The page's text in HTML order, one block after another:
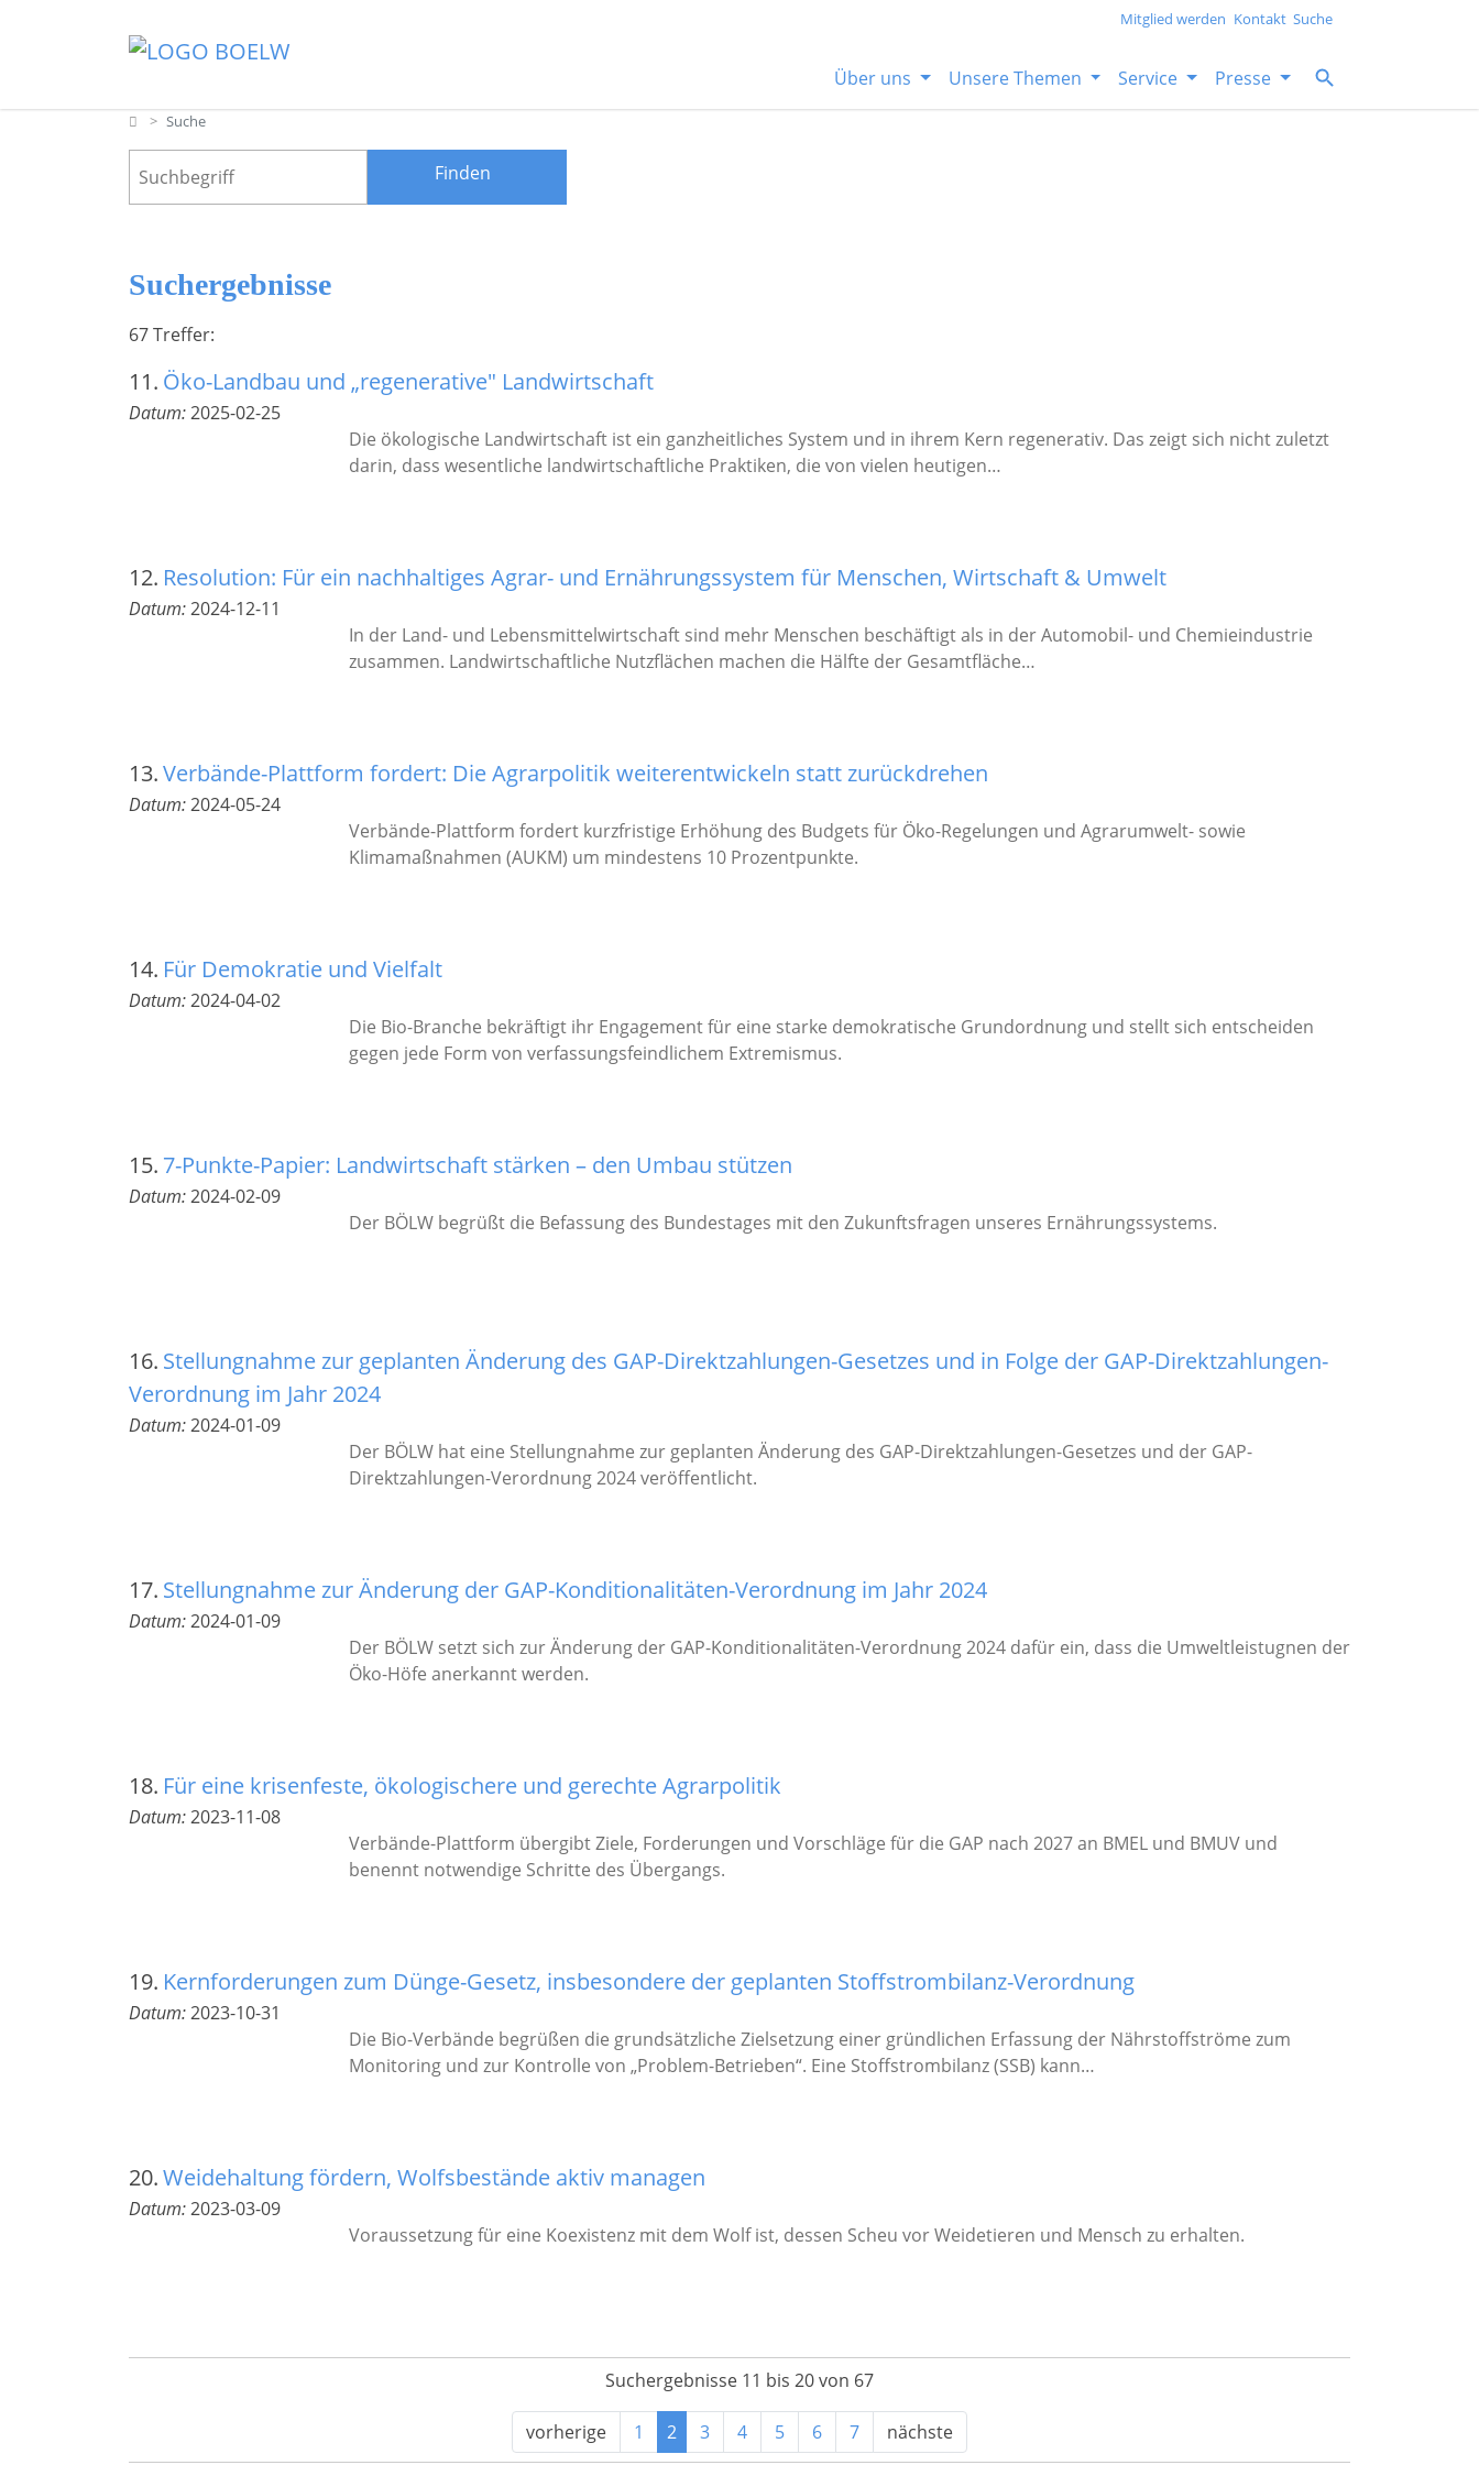
Direkt zum Inhalt springen
Mitglied werden Kontakt Suche
Über uns Unsere Themen Service Presse
HomeSuche
Suchergebnisse
67 Treffer:
11. Öko-Landbau und „regenerative" Landwirtschaft
Datum:2025-02-25
Die ökologische Landwirtschaft ist ein ganzheitliches System und in ihrem Kern regenerativ. Das zeigt sich nicht zuletzt
darin, dass wesentliche landwirtschaftliche Praktiken, die von vielen heutigen…
12. Resolution: Für ein nachhaltiges Agrar- und Ernährungssystem für Menschen, Wirtschaft & Umwelt
Datum:2024-12-11
In der Land- und Lebensmittelwirtschaft sind mehr Menschen beschäftigt als in der Automobil- und Chemieindustrie
zusammen. Landwirtschaftliche Nutzflächen machen die Hälfte der Gesamtfläche…
13.Verbände-Plattform fordert: Die Agrarpolitik weiterentwickeln statt zurückdrehen
Datum:2024-05-24
Verbände-Plattform fordert kurzfristige Erhöhung des Budgets für Öko-Regelungen und Agrarumwelt- sowie
Klimamaßnahmen (AUKM) um mindestens 10 Prozentpunkte.
14. Für Demokratie und Vielfalt
Datum:2024-04-02
Die Bio-Branche bekräftigt ihr Engagement für eine starke demokratische Grundordnung und stellt sich entscheiden
gegen jede Form von verfassungsfeindlichem Extremismus.
15. 7-Punkte-Papier: Landwirtschaft stärken – den Umbau stützen
Datum:2024-02-09
Der BÖLW begrüßt die Befassung des Bundestages mit den Zukunftsfragen unseres Ernährungssystems.
16. Stellungnahme zur geplanten Änderung des GAP-Direktzahlungen-Gesetzes und in Folge der GAP-Direktzahlungen-
Verordnung im Jahr 2024
Datum:2024-01-09
Der BÖLW hat eine Stellungnahme zur geplanten Änderung des GAP-Direktzahlungen-Gesetzes und der GAP-
Direktzahlungen-Verordnung 2024 veröffentlicht.
17. Stellungnahme zur Änderung der GAP-Konditionalitäten-Verordnung im Jahr 2024
Datum:2024-01-09
Der BÖLW setzt sich zur Änderung der GAP-Konditionalitäten-Verordnung 2024 dafür ein, dass die Umweltleistugnen der
Öko-Höfe anerkannt werden.
18. Für eine krisenfeste, ökologischere und gerechte Agrarpolitik
Datum:2023-11-08
Verbände-Plattform übergibt Ziele, Forderungen und Vorschläge für die GAP nach 2027 an BMEL und BMUV und
benennt notwendige Schritte des Übergangs.
19. Kernforderungen zum Dünge-Gesetz, insbesondere der geplanten Stoffstrombilanz-Verordnung
Datum:2023-10-31
Die Bio-Verbände begrüßen die grundsätzliche Zielsetzung einer gründlichen Erfassung der Nährstoffströme zum
Monitoring und zur Kontrolle von „Problem-Betrieben“. Eine Stoffstrombilanz (SSB) kann…
20.Weidehaltung fördern, Wolfsbestände aktiv managen
Datum:2023-03-09
Voraussetzung für eine Koexistenz mit dem Wolf ist, dessen Scheu vor Weidetieren und Mensch zu erhalten.
Suchergebnisse 11 bis 20 von 67
vorherige 1 2 3 4 5 6 7 nächste